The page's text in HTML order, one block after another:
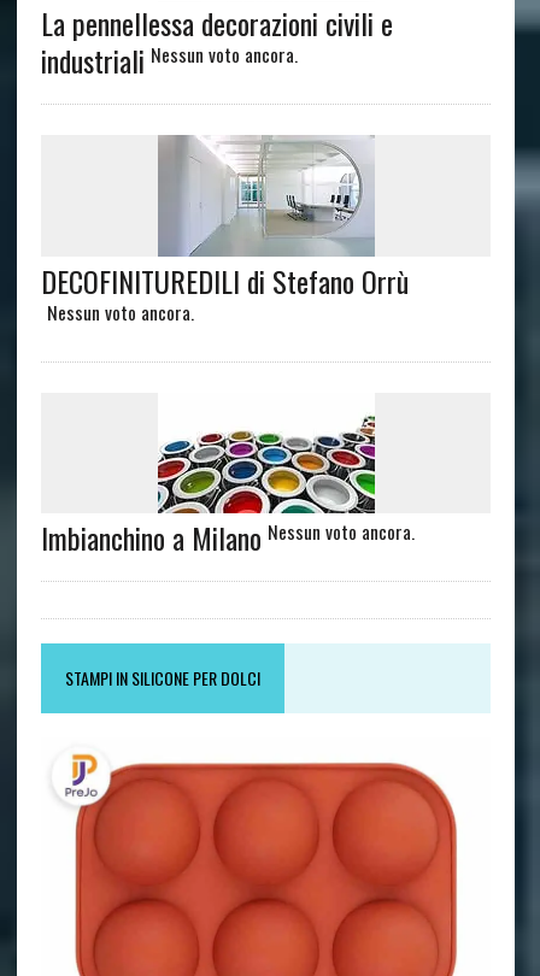
La pennellessa decorazioni civili e
industriali Nessun voto ancora.
DECOFINITUREDILI di Stefano Orrù
Nessun voto ancora.
Imbianchino a Milano Nessun voto ancora.
STAMPI IN SILICONE PER DOLCI